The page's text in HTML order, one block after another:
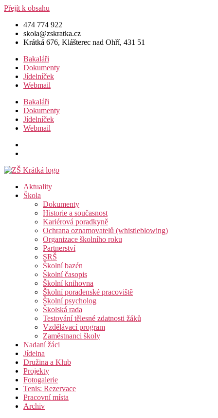
Přejít k obsahu
474 774 922
skola@zskratka.cz
Krátká 676, Klášterec nad Ohří, 431 51
Bakaláři
Dokumenty
Jídelníček
Webmail
Bakaláři
Dokumenty
Jídelníček
Webmail
Aktuality
Škola
Dokumenty
Historie a současnost
Kariérová poradkyně
Ochrana oznamovatelů (whistleblowing)
Organizace školního roku
Partnerství
SRŠ
Školní bazén
Školní časopis
Školní knihovna
Školní poradenské pracoviště
Školní psycholog
Školská rada
Testování tělesné zdatnosti žáků
Vzdělávací program
Zaměstnanci školy
Nadaní žáci
Jídelna
Družina a Klub
Projekty
Fotogalerie
Tenis: Rezervace
Pracovní místa
Archiv